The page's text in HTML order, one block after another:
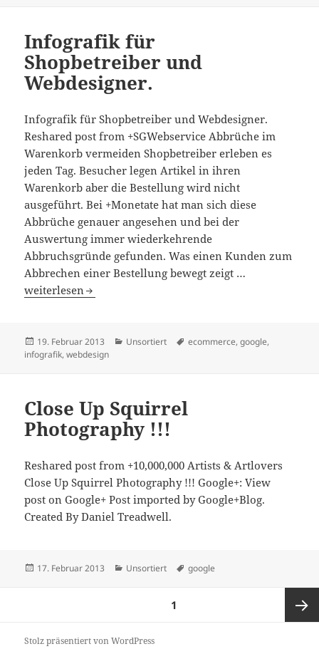
Infografik für
Shopbetreiber und
Webdesigner.
Infografik für Shopbetreiber und Webdesigner.
Reshared post from +SGWebservice Abbrüche im
Warenkorb vermeiden Shopbetreiber erleben es
jeden Tag. Besucher legen Artikel in ihren
Warenkorb aber die Bestellung wird nicht
ausgeführt. Bei +Monetate hat man sich diese
Abbrüche genauer angesehen und bei der
Auswertung immer wiederkehrende
Abbruchsgründe gefunden. Was einen Kunden zum
Abbrechen einer Bestellung bewegt zeigt …
Infografik für Shopbetreiber und Webdesigner.
weiterlesen
Veröffentlicht
am
19. Februar 2013 Kategorien
Unsortiert Schlagwörter
ecommerce,google,
infografik,webdesign
Close Up Squirrel
Photography !!!
Reshared post from +10,000,000 Artists & Artlovers
Close Up Squirrel Photography !!! Google+: View
post on Google+ Post imported by Google+Blog.
Created By Daniel Treadwell.
Veröffentlicht
17. Februar 2013 Kategorien
Unsortiert Schlagwörter
google
1
Stolz präsentiert von WordPress